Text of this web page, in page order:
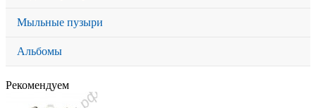
Мыльные пузыри
Альбомы
Рекомендуем